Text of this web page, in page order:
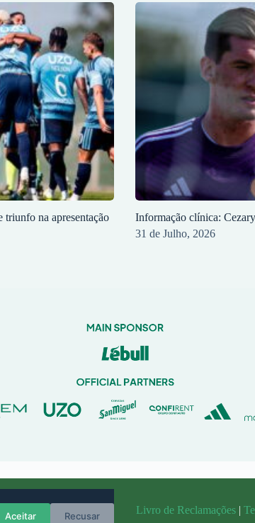
Aceitar Recusar
triunfo na apresentação
Informação clínica:
31 de Julho, 2026
Livro de Reclamações |